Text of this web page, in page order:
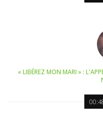
« LIBÉREZ MON MARI » :